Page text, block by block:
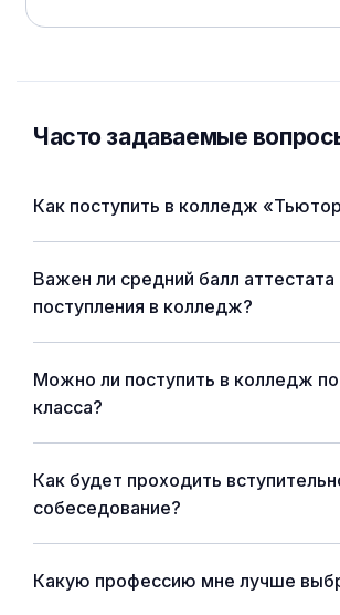
Часто задаваемые
Как поступить в колледж
Важен ли средний балл аттестата
поступления в колледж?
Можно ли поступить в колледж
класса?
Как будет проходить
собеседование?
Какую профессию мне лучше